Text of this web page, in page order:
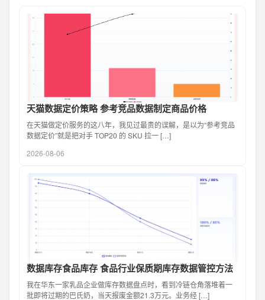
天猫数据定价策略 参考竞品数据制定商品价格
在天猫做定价服务的这八年，我见过最贵的误解，是以为“参考竞品
数据定价”就是把对手 TOP20 的 SKU 拉一 […]
2026-08-06
数据库存食品库存 食品行业保质期库存数据管控方法
我在华东一家乳品企业做库存数据盘点时，看到冷链仓角落堆着一
批即将过期的巴氏奶，当天报废金额21.3万元。业务经 […]